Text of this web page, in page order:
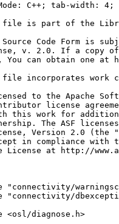
C++; tab-width: